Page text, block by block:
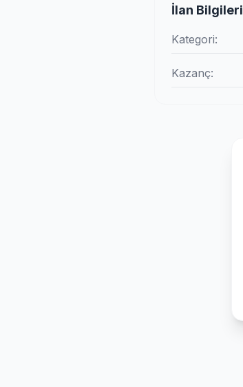
İlan Bilgileri
Kategori:
Kazanç: